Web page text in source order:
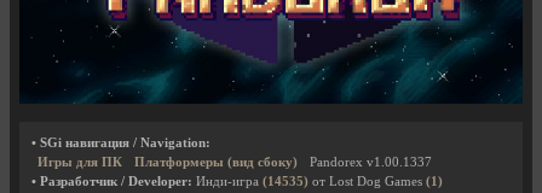
• SGi навигация / Navigation:
Игры для ПК
Платформеры (вид сбоку)
Pandorex v1.00.1337
• Разработчик / Developer: Инди-игра (14535) от Lost Dog Games (1)